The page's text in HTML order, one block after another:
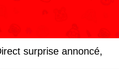
surprise annoncé,